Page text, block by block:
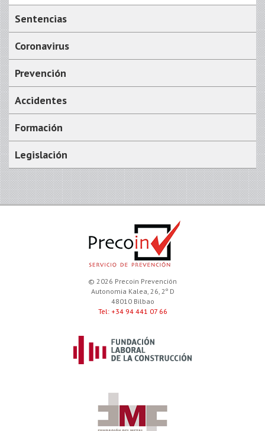
Sentencias
Coronavirus
Prevención
Accidentes
Formación
Legislación
© 2026 Precoin Prevención
Autonomia Kalea, 26, 2º D
48010 Bilbao
Tel: +34 94 441 07 66